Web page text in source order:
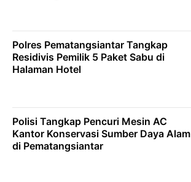
Polres Pematangsiantar Tangkap
Residivis Pemilik 5 Paket Sabu di
Halaman Hotel
Polisi Tangkap Pencuri Mesin AC
Kantor Konservasi Sumber Daya Alam
di Pematangsiantar